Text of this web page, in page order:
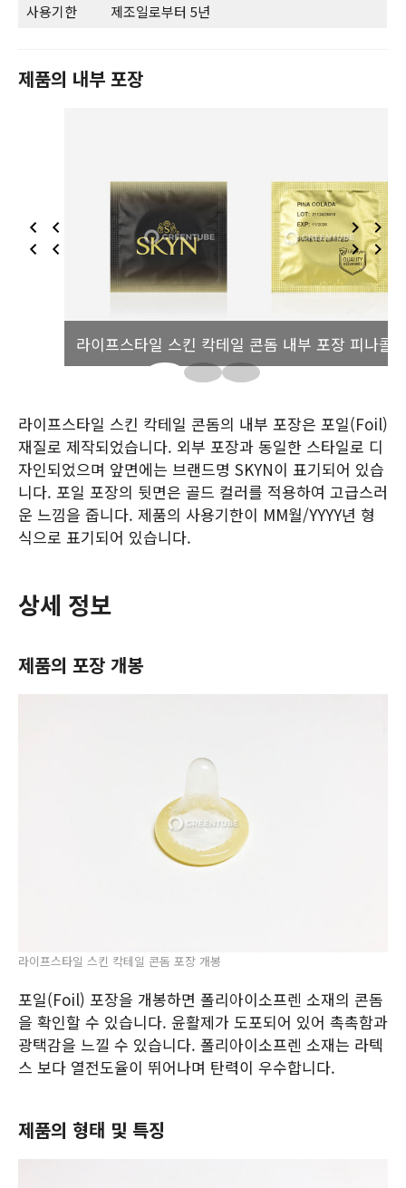
사용기한
제조일로부터 5년
제품의 내부 포장
라이프스타일 스킨 칵테일 콘돔 내부 포장 피나콜
라이프스타일 스킨 칵테일 콘돔의 내부 포장은 포일(Foil)
재질로 제작되었습니다. 외부 포장과 동일한 스타일로 디
자인되었으며 앞면에는 브랜드명 SKYN이 표기되어 있습
니다. 포일 포장의 뒷면은 골드 컬러를 적용하여 고급스러
운 느낌을 줍니다. 제품의 사용기한이 MM월/YYYY년 형
식으로 표기되어 있습니다.
상세 정보
제품의 포장 개봉
라이프스타일 스킨 칵테일 콘돔 포장 개봉
포일(Foil) 포장을 개봉하면 폴리아이소프렌 소재의 콘돔
을 확인할 수 있습니다. 윤활제가 도포되어 있어 촉촉함과
광택감을 느낄 수 있습니다. 폴리아이소프렌 소재는 라텍
스 보다 열전도율이 뛰어나며 탄력이 우수합니다.
제품의 형태 및 특징